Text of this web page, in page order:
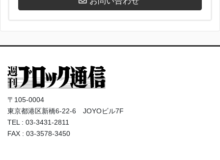
〒105-0004
東京都港区新橋6-22-6 JOYOビル7F
TEL : 03-3431-2811
FAX : 03-3578-3450